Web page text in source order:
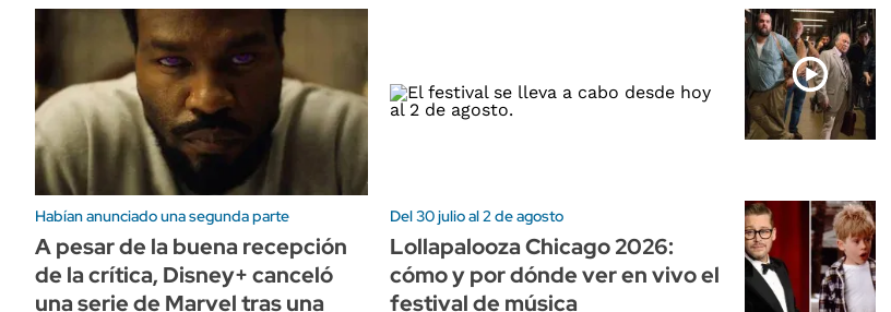
Habían anunciado una segunda parte
A pesar de la buena recepción
de la crítica, Disney+ canceló
una serie de Marvel tras una
Del 30 julio al 2 de agosto
Lollapalooza Chicago 2026:
cómo y por dónde ver en vivo el
festival de música